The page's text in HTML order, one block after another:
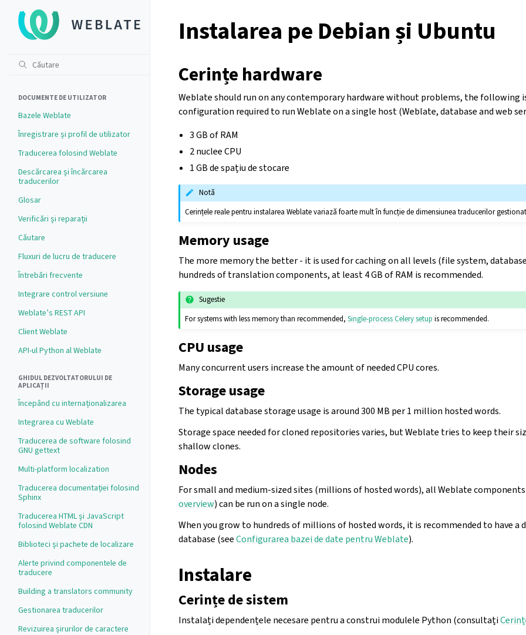
DOCUMENTE DE UTILIZATOR
Bazele Weblate
Înregistrare și profil de utilizator
Traducerea folosind Weblate
Descărcarea și încărcarea
traducerilor
Glosar
Verificări și reparații
Căutare
Fluxuri de lucru de traducere
Întrebări frecvente
Integrare control versiune
Weblate’s REST API
Client Weblate
API-ul Python al Weblate
GHIDUL DEZVOLTATORULUI DE
APLICAȚII
Începând cu internaționalizarea
Integrarea cu Weblate
Traducerea de software folosind
GNU gettext
Multi-platform localization
Traducerea documentației folosind
Sphinx
Traducerea HTML și JavaScript
folosind Weblate CDN
Biblioteci și pachete de localizare
Alerte privind componentele de
traducere
Building a translators community
Gestionarea traducerilor
Revizuirea șirurilor de caractere
Instalarea pe Debian și Ubuntu
Cerințe hardware
Weblate should run on any contemporary hardware without problems, the following
configuration required to run Weblate on a single host (Weblate, database and web
3 GB of RAM
2 nuclee CPU
1 GB de spațiu de stocare
Notă
Cerințele reale pentru instalarea Weblate variază foarte mult în funcție de dimensiunea traducerilor
Memory usage
The more memory the better - it is used for caching on all levels (file system,
hundreds of translation components, at least 4 GB of RAM is recommended.
Sugestie
For systems with less memory than recommended,Single-process Celery setup is recommended.
CPU usage
Many concurrent users increase the amount of needed CPU cores.
Storage usage
The typical database storage usage is around 300 MB per 1 million hosted words.
Storage space needed for cloned repositories varies, but Weblate tries to keep their
shallow clones.
Nodes
For small and medium-sized sites (millions of hosted words), all Weblate components
overview) can be run on a single node.
When you grow to hundreds of millions of hosted words, it is recommended to have a
database (seeConfigurarea bazei de date pentru Weblate).
Instalare
Cerințe de sistem
Instalați dependențele necesare pentru a construi modulele Python (consultați